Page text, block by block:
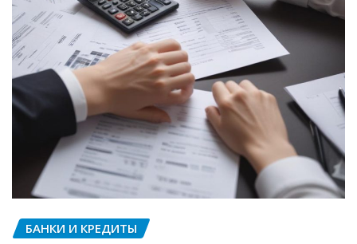
БАНКИ И КРЕДИТЫ